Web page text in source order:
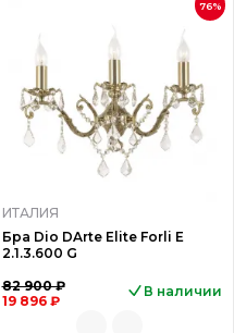
76%
ИТАЛИЯ
Бра Dio DArte Elite Forli E
2.1.3.600 G
82 900 ₽
19 896 ₽
В наличии